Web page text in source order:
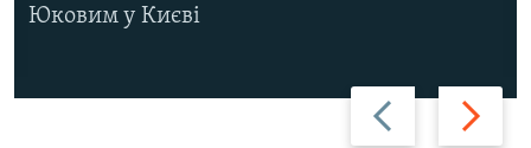
Назад Вперед
Юковим у Києві